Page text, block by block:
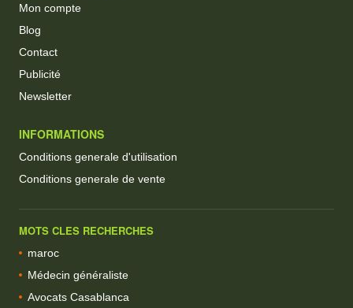
Mon compte
Blog
Contact
Publicité
Newsletter
INFORMATIONS
Conditions generale d'utilisation
Conditions generale de vente
MOTS CLES RECHERCHES
maroc
Médecin généraliste
Avocats Casablanca